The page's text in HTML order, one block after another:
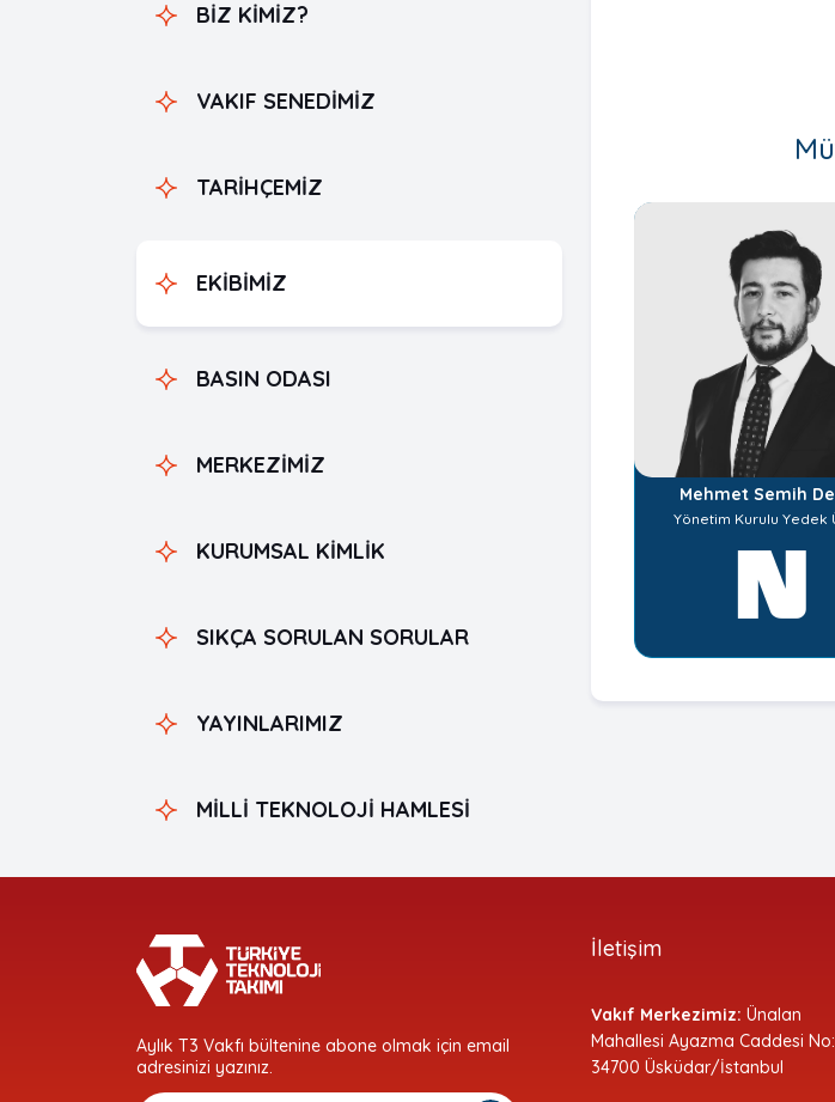
BİZ KİMİZ?
VAKIF SENEDİMİZ
TARİHÇEMİZ
EKİBİMİZ
BASIN ODASI
MERKEZİMİZ
KURUMSAL KİMLİK
SIKÇA SORULAN SORULAR
YAYINLARIMIZ
MİLLİ TEKNOLOJİ HAMLESİ
Mehmet Semih
Yönetim Kurulu Yedek
Aylık T3 Vakfı bültenine abone olmak için email
adresinizi yazınız.
İletişim
Vakıf Merkezimiz: Ünalan
Mahallesi Ayazma Caddesi
34700 Üsküdar/İstanbul